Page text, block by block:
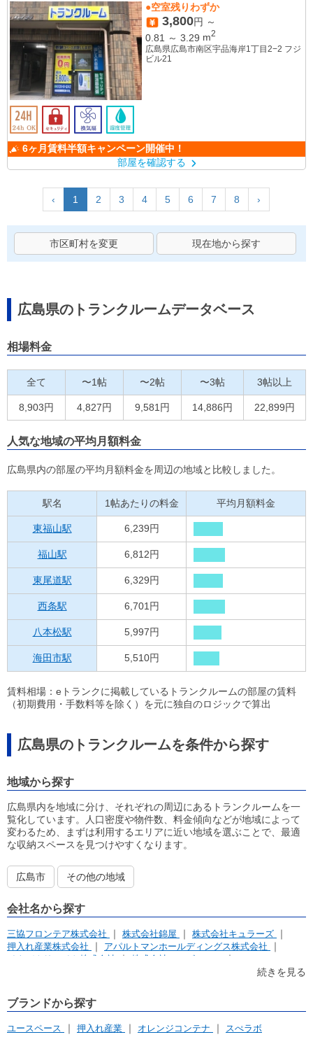
●空室残りわずか
3,800円 ～
0.81
～ 3.29 m2
広島県広島市南区宇品海岸1丁目2−2 フジ
ビル21
6ヶ月賃料半額キャンペーン開催中！
部屋を確認する
‹ 1 2 3 4 5 6 7 8 ›
市区町村を変更 現在地から探す
広島県のトランクルームデータベース
相場料金
全て 〜1帖 〜2帖 〜3帖 3帖以上
8,903円 4,827円 9,581円 14,886円 22,899円
人気な地域の平均月額料金
広島県内の部屋の平均月額料金を周辺の地域と比較しました。
駅名 1帖あたりの料金 平均月額料金
東福山駅 6,239円
福山駅 6,812円
東尾道駅 6,329円
西条駅 6,701円
八本松駅 5,997円
海田市駅 5,510円
賃料相場：eトランクに掲載しているトランクルームの部屋の賃料
（初期費用・手数料等を除く）を元に独自のロジックで算出
広島県のトランクルームを条件から探す
地域から探す
広島県内を地域に分け、それぞれの周辺にあるトランクルームを一
覧化しています。人口密度や物件数、料金傾向などが地域によって
変わるため、まずは利用するエリアに近い地域を選ぶことで、最適
な収納スペースを見つけやすくなります。
広島市 その他の地域
会社名から探す
三協フロンテア株式会社 株式会社錦屋
株式会社キュラーズ
押入れ産業株式会社
アパルトマンホールディングス株式会社
イナバクリエイト株式会社
株式会社アンビシャス
続きを見る
ブランドから探す
ユースペース 押入れ産業 オレンジコンテナ スぺラボ